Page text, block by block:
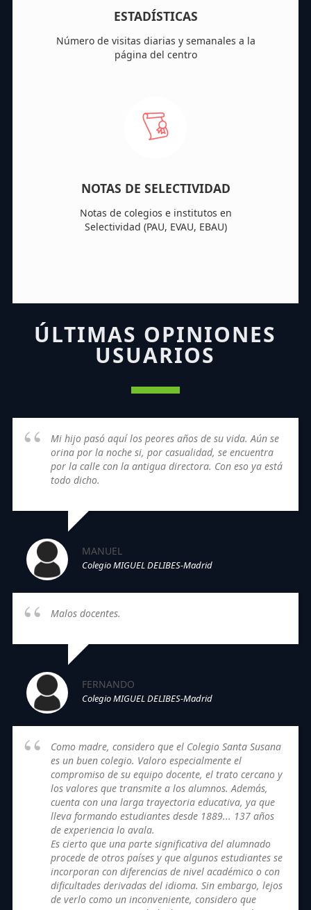
ESTADÍSTICAS
Número de visitas diarias y semanales a la
página del centro
NOTAS DE SELECTIVIDAD
Notas de colegios e institutos en
Selectividad (PAU, EVAU, EBAU)
ÚLTIMAS OPINIONES
USUARIOS
Mi hijo pasó aquí los peores años de su vida. Aún se
orina por la noche si, por casualidad, se encuentra
por la calle con la antigua directora. Con eso ya está
todo dicho.
MANUEL
Colegio MIGUEL DELIBES-Madrid
Malos docentes.
FERNANDO
Colegio MIGUEL DELIBES-Madrid
Como madre, considero que el Colegio Santa Susana
es un buen colegio. Valoro especialmente el
compromiso de su equipo docente, el trato cercano y
los valores que transmite a los alumnos. Además,
cuenta con una larga trayectoria educativa, ya que
lleva formando estudiantes desde 1889... 137 años
de experiencia lo avala.
Es cierto que una parte significativa del alumnado
procede de otros países y que algunos estudiantes se
incorporan con diferencias de nivel académico o con
dificultades derivadas del idioma. Sin embargo, lejos
de verlo como un inconveniente, considero que